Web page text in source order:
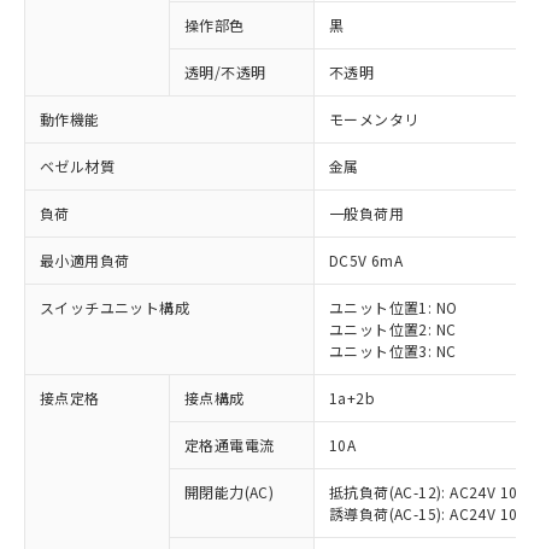
操作部色 黒
透明/不透明 不透明
動作機能 モーメンタリ
ベゼル材質 金属
負荷 一般負荷用
最小適用負荷 DC5V 6mA
スイッチユニット構成
ユニット位置1: NO
ユニット位置2: NC
ユニット位置3: NC
接点定格 接点構成 1a+2b
定格通電電流 10A
開閉能力(AC)
抵抗負荷(AC-12): AC24V 10A/
誘導負荷(AC-15): AC24V
※1 対応状況
対応済み：EU RoHS指令（10物質）の
非含有に対応した製品が提供可能な商品で
対応予定：EU RoHS指令（10物質）の非含